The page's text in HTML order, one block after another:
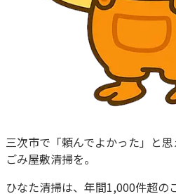
三次市で「頼んでよかった」と思
ごみ屋敷清掃を。
ひなた清掃は、 年間1,000件超の